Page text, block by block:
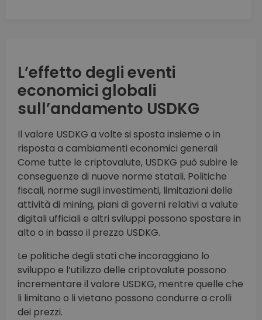
L’effetto degli eventi
economici globali
sull’andamento USDKG
Il valore USDKG a volte si sposta insieme o in
risposta a cambiamenti economici generali
Come tutte le criptovalute, USDKG può subire le
conseguenze di nuove norme statali. Politiche
fiscali, norme sugli investimenti, limitazioni delle
attività di mining, piani di governi relativi a valute
digitali ufficiali e altri sviluppi possono spostare in
alto o in basso il prezzo USDKG.
Le politiche degli stati che incoraggiano lo
sviluppo e l’utilizzo delle criptovalute possono
incrementare il valore USDKG, mentre quelle che
li limitano o li vietano possono condurre a crolli
dei prezzi.